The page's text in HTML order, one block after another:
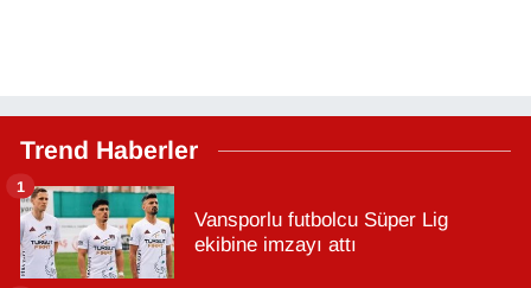
Trend Haberler
Vansporlu futbolcu Süper Lig
ekibine imzayı attı
1